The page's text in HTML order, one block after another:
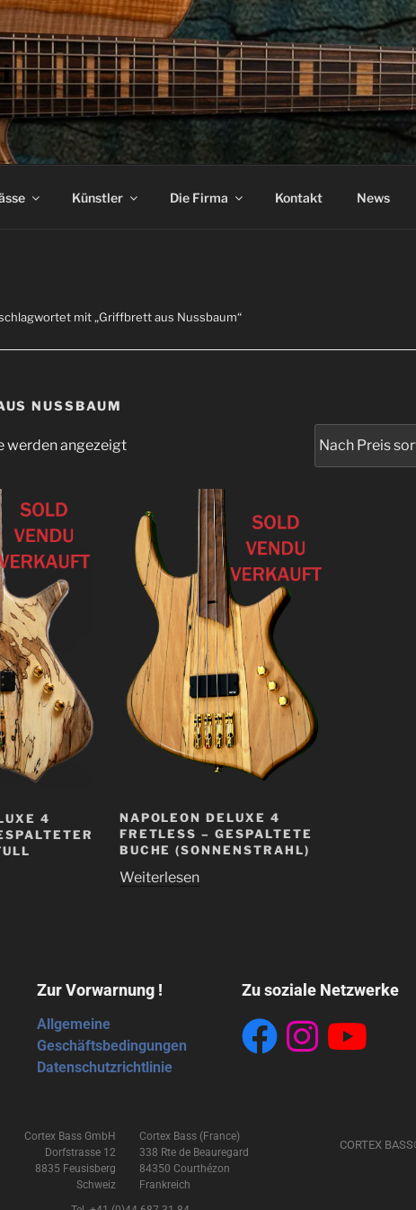
Künstler Die Firma Kontakt News
mit „Griffbrett aus Nussbaum“
NUSSBAUM
werden angezeigt
4
NAPOLEON DELUXE 4
FRETLESS – GESPALTETE
BUCHE (SONNENSTRAHL)
Weiterlesen
Zur Vorwarnung !
Allgemeine
Geschäftsbedingungen
Datenschutzrichtlinie
Zu soziale Netzwerke
Cortex Bass GmbH
Dorfstrasse 12
8835 Feusisberg
Schweiz
Cortex Bass (France)
338 Rte de Beauregard
84350 Courthézon
Frankreich
CORTEX